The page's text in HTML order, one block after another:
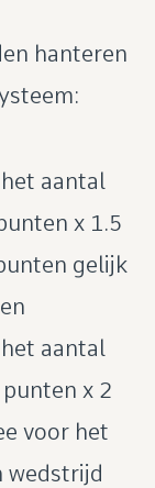
hanteren
aantal
x 1.5
gelijk
aantal
x 2
voor het
wedstrijd